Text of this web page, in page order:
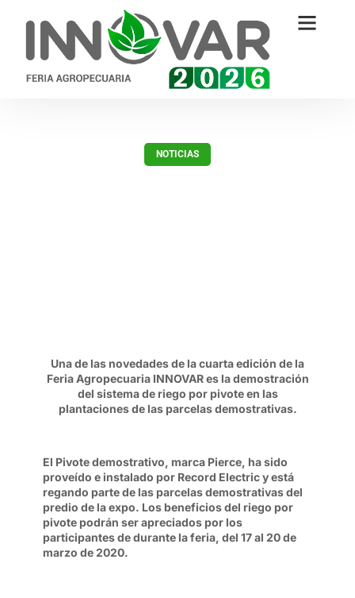
NOTICIAS
Una de las novedades de la cuarta edición de la
Feria Agropecuaria INNOVAR es la demostración
del sistema de riego por pivote en las
plantaciones de las parcelas demostrativas.
El Pivote demostrativo, marca Pierce, ha sido
proveído e instalado por Record Electric y está
regando parte de las parcelas demostrativas del
predio de la expo. Los beneficios del riego por
pivote podrán ser apreciados por los
participantes de durante la feria, del 17 al 20 de
marzo de 2020.